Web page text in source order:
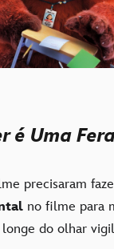
é Uma
precisaram
no filme para
do olhar